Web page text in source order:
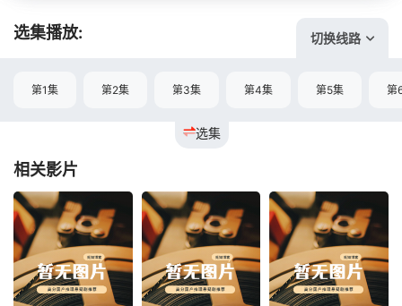
选集播放: 切换线路
选集
第1集 第2集 第3集 第4集 第5集 第
相关影片